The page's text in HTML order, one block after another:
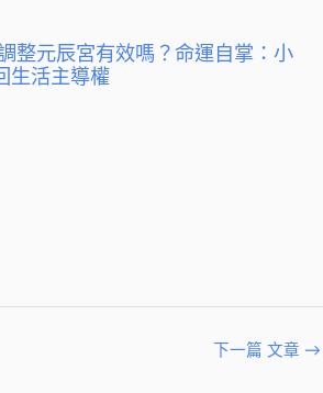
整元辰宮有效嗎？命運自掌：小
生活主導權
下一篇 文章 →